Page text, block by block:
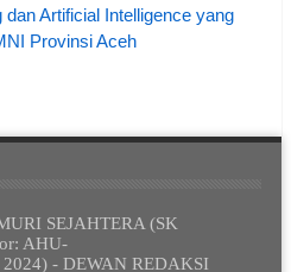
dan Artificial Intelligence yang
Provinsi Aceh
SEJAHTERA (SK
AHU-
- DEWAN REDAKSI